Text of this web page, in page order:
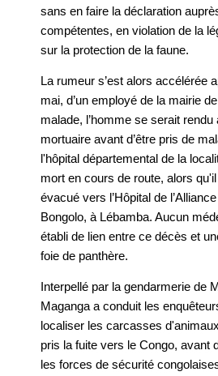
sans en faire la déclaration
compétentes, en violation de la
sur la protection de la faune.
La rumeur s’est alors accélérée
mai, d’un employé de la mairie
malade, l’homme se serait rendu
mortuaire avant d’être pris de
l'hôpital départemental de la
mort en cours de route, alors
évacué vers l’Hôpital de
Bongolo, à Lébamba. Aucun
établi de lien entre ce décès et
foie de panthère.
Interpellé par la gendarmerie de
Maganga a conduit les
localiser les carcasses
pris la fuite vers le Congo, avant
les forces de sécurité